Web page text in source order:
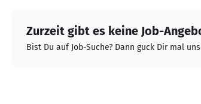
Zurzeit gibt es keine Job-
Bist Du auf Job-Suche? Dann guck Dir mal